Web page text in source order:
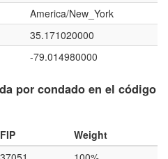
America/New_York
35.171020000
-79.014980000
por condado en el código
FIP
Weight